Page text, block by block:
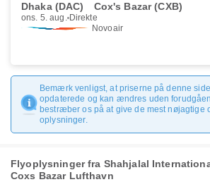
Dhaka (DAC) Cox's Bazar (CXB)
ons. 5. aug. Direkte
Novoair
Bemærk venligst, at priserne på denne
opdaterede og kan ændres uden
bestræber os på at give de mest nøjagtige
oplysninger.
Flyoplysninger fra Shahjalal
Coxs Bazar Lufthavn